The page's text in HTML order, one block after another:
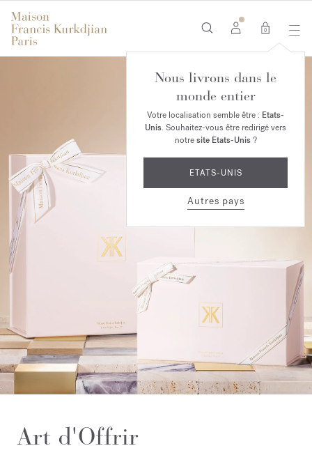
0
Nous livrons dans le
monde entier
Votre localisation semble être : Etats-
Unis. Souhaitez-vous être redirigé vers
notresite Etats-Unis?
ETATS-UNIS
Autres pays
Art d'Offrir